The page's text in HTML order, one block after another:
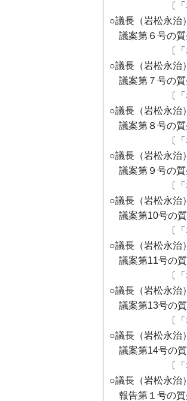
〔「なし」
○議長（岩松永治
議案第６号の質
〔「なし」
○議長（岩松永治
議案第７号の質
〔「なし」
○議長（岩松永治
議案第８号の質
〔「なし」
○議長（岩松永治
議案第９号の質
〔「なし」
○議長（岩松永治
議案第10号の質
〔「なし」
○議長（岩松永治
議案第11号の質
〔「なし」
○議長（岩松永治
議案第13号の質
〔「なし」
○議長（岩松永治
議案第14号の質
〔「なし」
○議長（岩松永治
報告第１号の質